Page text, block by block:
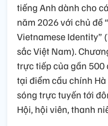
tiếng Anh dành cho
năm 2026 với chủ đề
Vietnamese Identity”
sắc Việt Nam).
trực tiếp của gần 500
tại điểm cầu chính
sóng trực tuyến tới
Hội, hội viên, thanh